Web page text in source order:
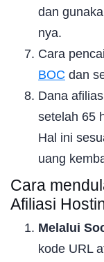
dan
nya.
Cara
BOC dan
Dana
setelah 65
Hal ini
uang
Cara
Afiliasi
Melalui
kode URL